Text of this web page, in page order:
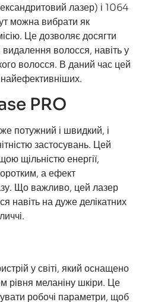
лазер) і 1064
можна вибрати як
Це дозволяє досягти
волосся, навіть у
волосся. В даний час цей
PRO
потужний і швидкий, і
застосувань. Цей
щільністю енергії,
а ефект
Що важливо, цей лазер
навіть на дуже делікатних
у світі, який оснащено
рівня меланіну шкіри. Це
робочі параметри, щоб